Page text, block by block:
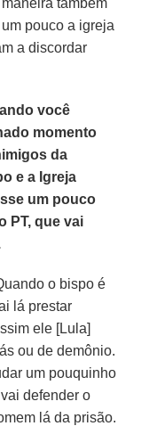
pouco a igreja
a discordar
você
momento
da
e a Igreja
um pouco
PT, que vai
o bispo é
lá prestar
ele [Lula]
ou de demônio.
um pouquinho
vai defender o
lá da prisão.